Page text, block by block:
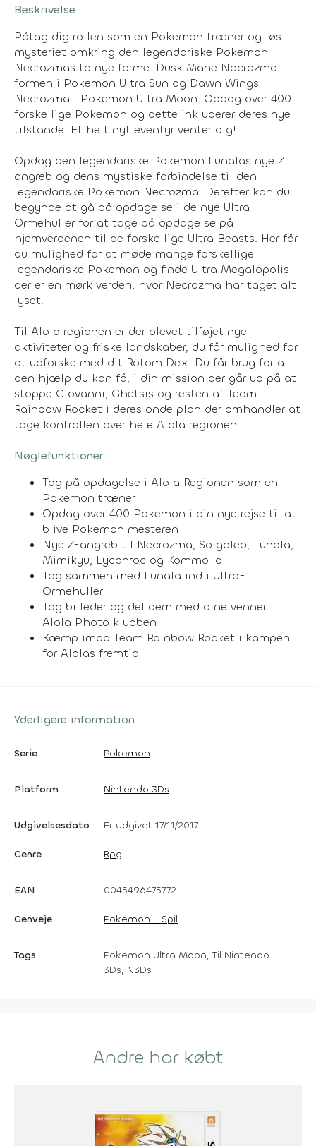
Beskrivelse
Påtag dig rollen som en Pokemon træner og løs
mysteriet omkring den legendariske Pokemon
Necrozmas to nye forme. Dusk Mane Nacrozma
formen i Pokemon Ultra Sun og Dawn Wings
Necrozma i Pokemon Ultra Moon. Opdag over 400
forskellige Pokemon og dette inkluderer deres nye
tilstande. Et helt nyt eventyr venter dig!
Opdag den legendariske Pokemon Lunalas nye Z
angreb og dens mystiske forbindelse til den
legendariske Pokemon Necrozma. Derefter kan du
begynde at gå på opdagelse i de nye Ultra
Ormehuller for at tage på opdagelse på
hjemverdenen til de forskellige Ultra Beasts. Her får
du mulighed for at møde mange forskellige
legendariske Pokemon og finde Ultra Megalopolis
der er en mørk verden, hvor Necrozma har taget alt
lyset.
Til Alola regionen er der blevet tilføjet nye
aktiviteter og friske landskaber, du får mulighed for
at udforske med dit Rotom Dex. Du får brug for al
den hjælp du kan få, i din mission der går ud på at
stoppe Giovanni, Ghetsis og resten af Team
Rainbow Rocket i deres onde plan der omhandler at
tage kontrollen over hele Alola regionen.
Nøglefunktioner:
Tag på opdagelse i Alola Regionen som en
Pokemon træner
Opdag over 400 Pokemon i din nye rejse til at
blive Pokemon mesteren
Nye Z-angreb til Necrozma, Solgaleo, Lunala,
Mimikyu, Lycanroc og Kommo-o
Tag sammen med Lunala ind i Ultra-
Ormehuller
Tag billeder og del dem med dine venner i
Alola Photo klubben
Kæmp imod Team Rainbow Rocket i kampen
for Alolas fremtid
Yderligere information
Serie Pokemon
Platform Nintendo 3Ds
Udgivelsesdato Er udgivet 17/11/2017
Genre Rpg
EAN 0045496475772
Genveje Pokemon - Spil
Tags
Pokemon Ultra Moon, Til Nintendo
3Ds, N3Ds
Andre har købt